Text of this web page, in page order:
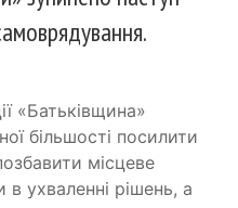
«Батьківщина»
більшості посилити
місцеве
ухваленні рішень, а